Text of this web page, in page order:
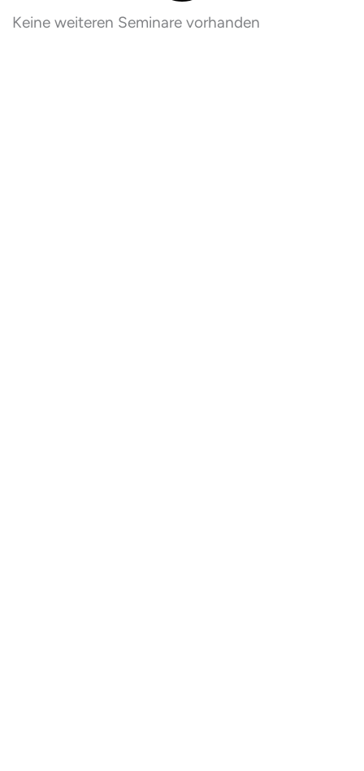
Keine weiteren Seminare vorhanden